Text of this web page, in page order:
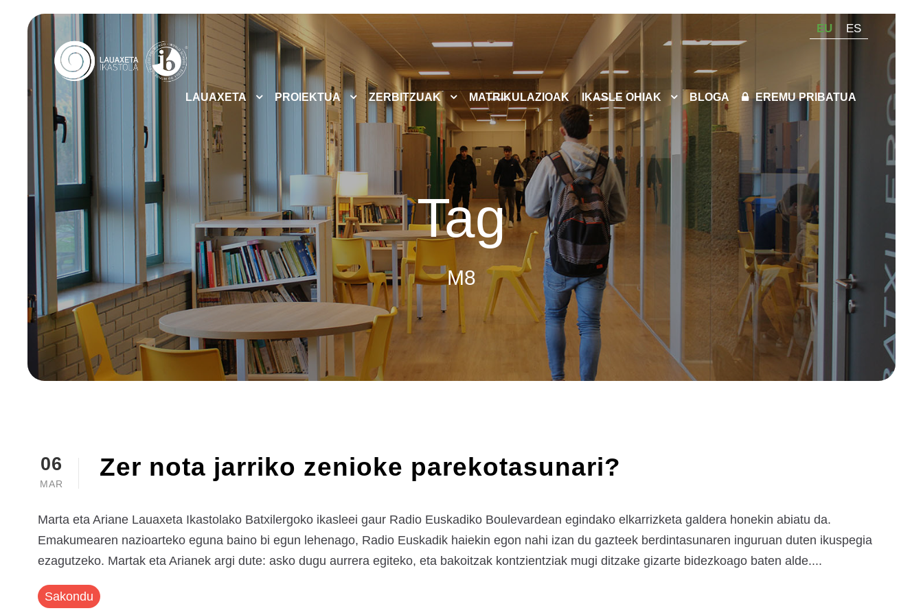
EU ES
LAUAXETA PROIEKTUA ZERBITZUAK MATRIKULAZIOAK IKASLE OHIAK BLOGA EREMU PRIBATUA
Tag
M8
06
MAR
Zer nota jarriko zenioke parekotasunari?
Marta eta Ariane Lauaxeta Ikastolako Batxilergoko ikasleei gaur Radio Euskadiko Boulevardean egindako elkarrizketa galdera honekin abiatu da.
Emakumearen nazioarteko eguna baino bi egun lehenago, Radio Euskadik haiekin egon nahi izan du gazteek berdintasunaren inguruan duten ikuspegia
ezagutzeko. Martak eta Arianek argi dute: asko dugu aurrera egiteko, eta bakoitzak kontzientziak mugi ditzake gizarte bidezkoago baten alde....
Sakondu